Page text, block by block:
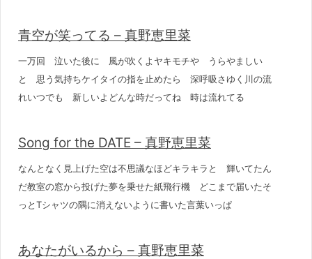
青空が笑ってる – 真野恵里菜
一万回 泣いた後に 風が吹くよヤキモチや うらやましい
と 思う気持ちケイタイの指を止めたら 深呼吸さゆく川の流
れいつでも 新しいよどんな時だってね 時は流れてる
Song for the DATE – 真野恵里菜
なんとなく見上げた空は不思議なほどキラキラと 輝いてたん
だ教室の窓から投げた夢を乗せた紙飛行機 どこまで届いたそ
っとTシャツの隅に消えないように書いた言葉いっぱ
あなたがいるから – 真野恵里菜